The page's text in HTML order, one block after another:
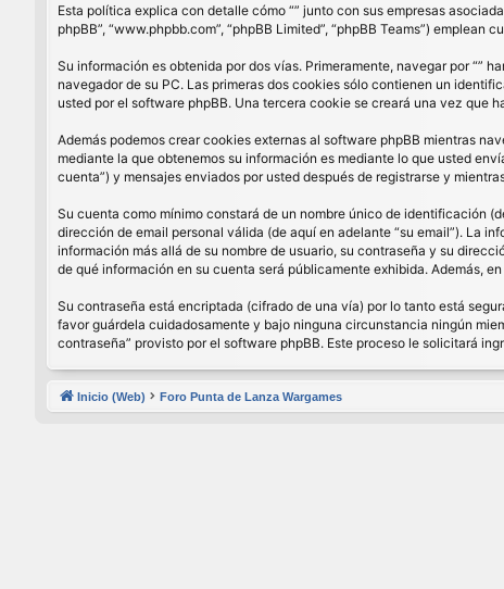
Esta política explica con detalle cómo “” junto con sus empresas
phpBB”, “www.phpbb.com”, “phpBB Limited”, “phpBB Teams”)
Su información es obtenida por dos vías. Primeramente, navegar por “”
navegador de su PC. Las primeras dos cookies sólo contienen un
usted por el software phpBB. Una tercera cookie se creará una vez que
Además podemos crear cookies externas al software phpBB mientras
mediante la que obtenemos su información es mediante lo que usted
cuenta”) y mensajes enviados por usted después de registrarse y
Su cuenta como mínimo constará de un nombre único de identificación
dirección de email personal válida (de aquí en adelante “su email”). La
información más allá de su nombre de usuario, su contraseña y su
de qué información en su cuenta será públicamente exhibida. Además,
Su contraseña está encriptada (cifrado de una vía) por lo tanto está
favor guárdela cuidadosamente y bajo ninguna circunstancia ningún
contraseña” provisto por el software phpBB. Este proceso le solicitará
Inicio (Web) Foro Punta de Lanza Wargames